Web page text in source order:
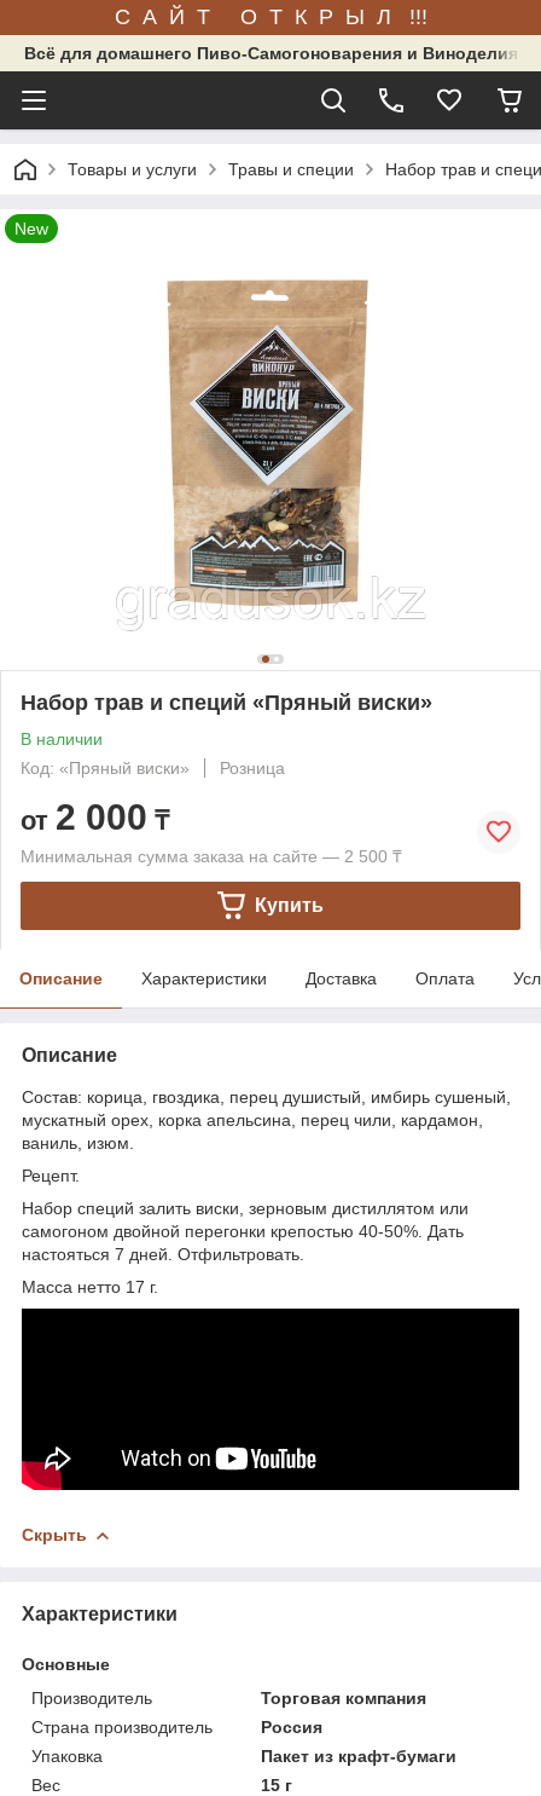
С А Й Т О Т К Р Ы Л !!!
Всё для домашнего Пиво-Самогоноварения и Виноделия.
Товары и услуги Травы и специи Набор трав и
New
Набор трав и специй «Пряный виски»
В наличии
Код: «Пряный виски»
Розница
от 2 000 ₸
Минимальная сумма заказа на сайте — 2 500 ₸
Купить
Описание Характеристики Доставка Оплата
Описание
Состав: корица, гвоздика, перец душистый, имбирь сушеный,
мускатный орех, корка апельсина, перец чили, кардамон,
ваниль, изюм.
Рецепт.
Набор специй залить виски, зерновым дистиллятом или
самогоном двойной перегонки крепостью 40-50%. Дать
настояться 7 дней. Отфильтровать.
Масса нетто 17 г.
Скрыть
Характеристики
Основные
Производитель
Торговая компания
Страна производитель
Россия
Упаковка
Пакет из крафт-бумаги
Вес
15 г